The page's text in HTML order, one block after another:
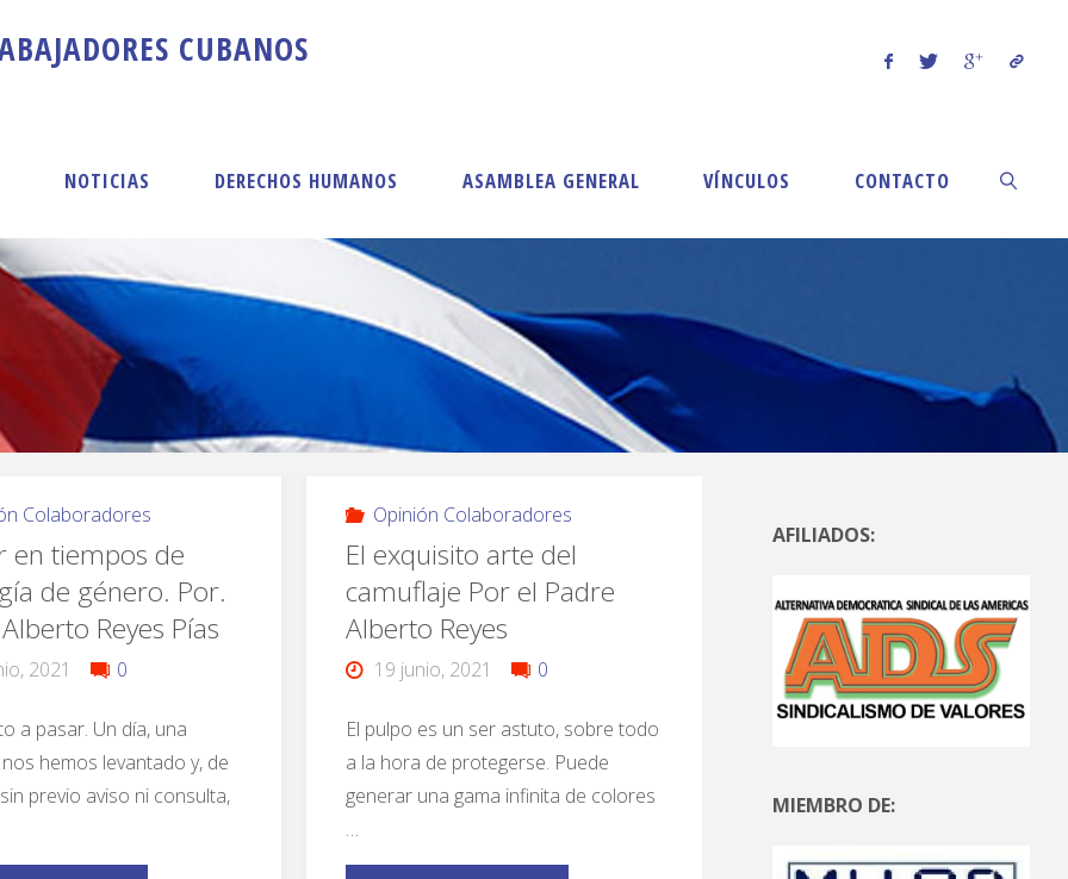
BAJADORES CUBANOS
NOTICIAS DERECHOS HUMANOS ASAMBLEA GENERAL VÍNCULOS CONTACTO
Colaboradores
en tiempos de
de género. Por.
Reyes Pías
2021 0
a pasar. Un día, una
hemos levantado y, de
previo aviso ni consulta,
Opinión Colaboradores
El exquisito arte del
camuflaje Por el Padre
Alberto Reyes
19 junio, 2021 0
El pulpo es un ser astuto, sobre todo
a la hora de protegerse. Puede
generar una gama infinita de colores
…
AFILIADOS:
MIEMBRO DE: